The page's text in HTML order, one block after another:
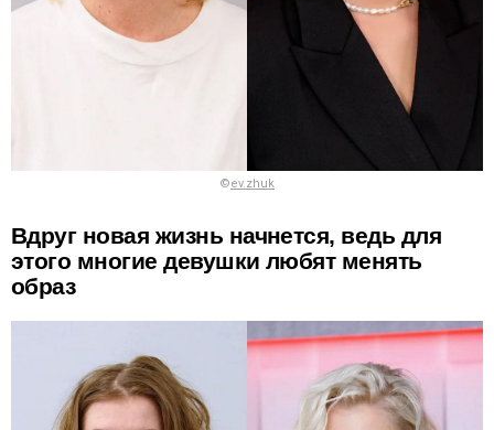
©ev.zhuk
Вдруг новая жизнь начнется, ведь для
этого многие девушки любят менять
образ